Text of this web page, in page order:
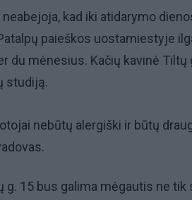
kad iki atidarymo
paieškos uostamiestyje
du mėnesius. Kačių kavinė
studiją.
nebūtų alergiški ir būtų
g. 15 bus galima mėgautis ne tik